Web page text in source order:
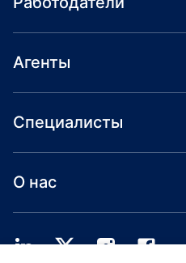
Агенты
Специалисты
О нас